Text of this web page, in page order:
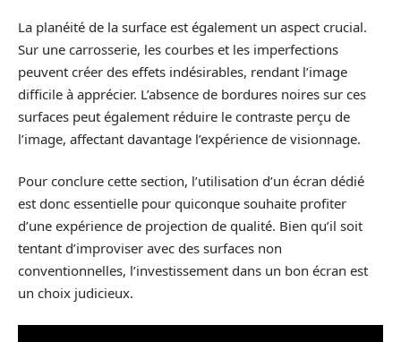
La planéité de la surface est également un aspect crucial.
Sur une carrosserie, les courbes et les imperfections
peuvent créer des effets indésirables, rendant l’image
difficile à apprécier. L’absence de bordures noires sur ces
surfaces peut également réduire le contraste perçu de
l’image, affectant davantage l’expérience de visionnage.
Pour conclure cette section, l’utilisation d’un écran dédié
est donc essentielle pour quiconque souhaite profiter
d’une expérience de projection de qualité. Bien qu’il soit
tentant d’improviser avec des surfaces non
conventionnelles, l’investissement dans un bon écran est
un choix judicieux.